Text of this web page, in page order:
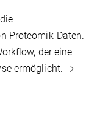
Proteomik-Daten.
der eine
ermöglicht.